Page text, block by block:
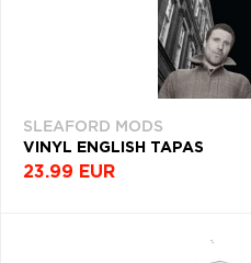
SLEAFORD MODS
VINYL ENGLISH TAPAS
23.99 EUR